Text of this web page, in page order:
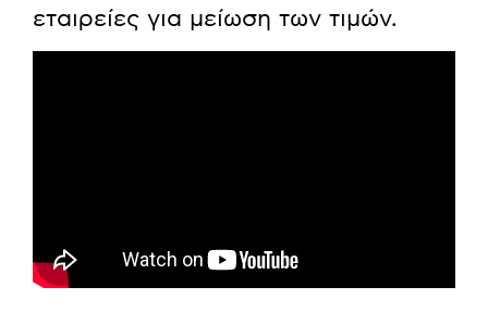
εταιρείες για μείωση των τιμών.